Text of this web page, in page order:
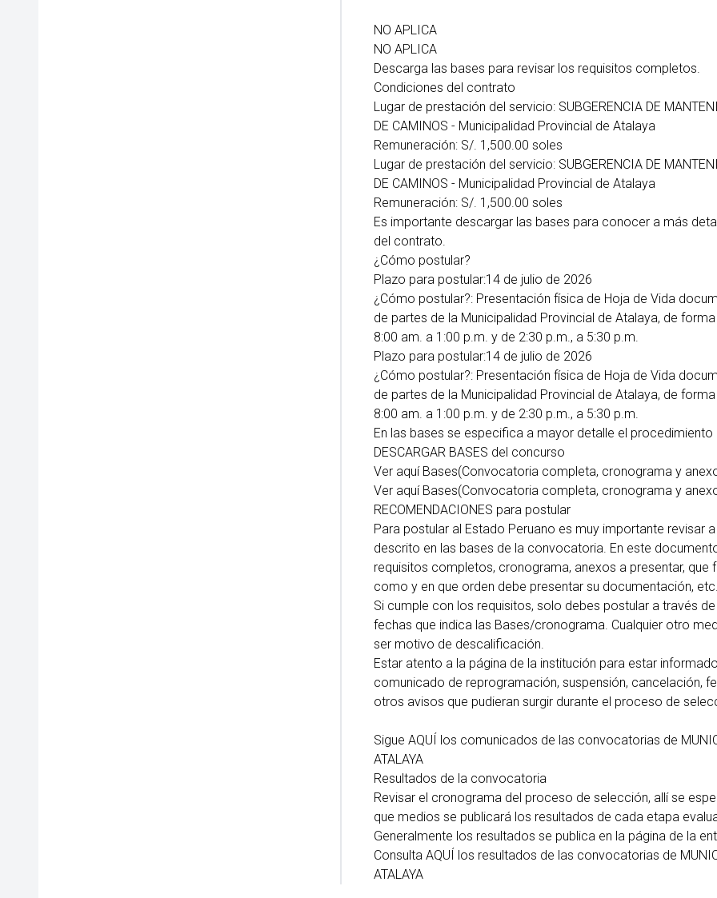
NO APLICA
NO APLICA
Descarga las bases para revisar los requisitos completos.
Condiciones del contrato
Lugar de prestación del servicio: SUBGERENCIA DE
DE CAMINOS - Municipalidad Provincial de Atalaya
Remuneración: S/. 1,500.00 soles
Lugar de prestación del servicio: SUBGERENCIA DE
DE CAMINOS - Municipalidad Provincial de Atalaya
Remuneración: S/. 1,500.00 soles
Es importante descargar las bases para conocer a más
del contrato.
¿Cómo postular?
Plazo para postular:14 de julio de 2026
¿Cómo postular?: Presentación física de Hoja de Vida
de partes de la Municipalidad Provincial de Atalaya, de forma
8:00 am. a 1:00 p.m. y de 2:30 p.m., a 5:30 p.m.
Plazo para postular:14 de julio de 2026
¿Cómo postular?: Presentación física de Hoja de Vida
de partes de la Municipalidad Provincial de Atalaya, de forma
8:00 am. a 1:00 p.m. y de 2:30 p.m., a 5:30 p.m.
En las bases se especifica a mayor detalle el
DESCARGAR BASES del concurso
Ver aquí Bases(Convocatoria completa, cronograma y
Ver aquí Bases(Convocatoria completa, cronograma y
RECOMENDACIONES para postular
Para postular al Estado Peruano es muy importante revisar
descrito en las bases de la convocatoria. En este
requisitos completos, cronograma, anexos a presentar, que
como y en que orden debe presentar su documentación,
Si cumple con los requisitos, solo debes postular a través
fechas que indica las Bases/cronograma. Cualquier otro
ser motivo de descalificación.
Estar atento a la página de la institución para estar
comunicado de reprogramación, suspensión, cancelación,
otros avisos que pudieran surgir durante el proceso de
Sigue AQUÍ los comunicados de las convocatorias de
ATALAYA
Resultados de la convocatoria
Revisar el cronograma del proceso de selección, allí se
que medios se publicará los resultados de cada etapa
Generalmente los resultados se publica en la página de la
Consulta AQUÍ los resultados de las convocatorias de
ATALAYA